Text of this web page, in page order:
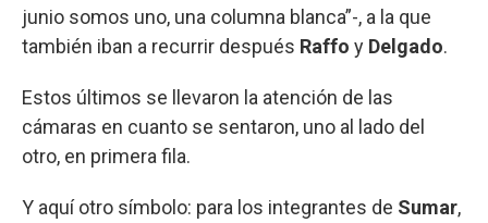
junio somos uno, una columna blanca”-, a la que
también iban a recurrir después Raffo y Delgado.
Estos últimos se llevaron la atención de las
cámaras en cuanto se sentaron, uno al lado del
otro, en primera fila.
Y aquí otro símbolo: para los integrantes de Sumar,